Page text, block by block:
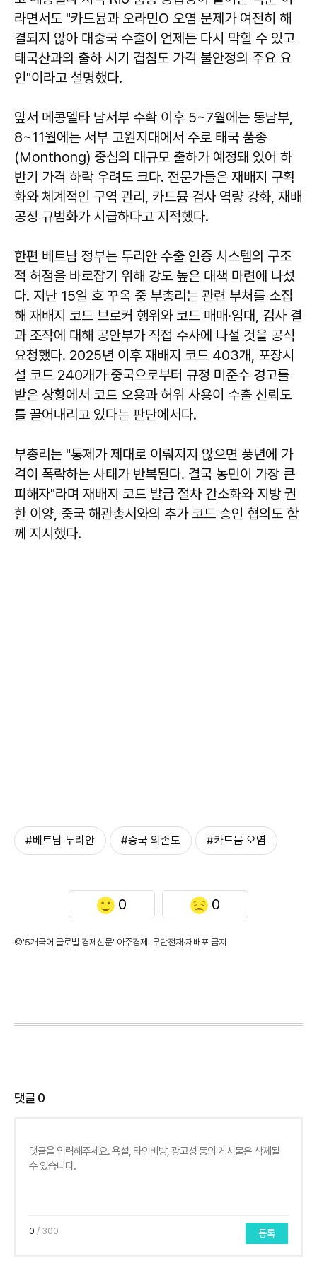
라면서도 "카드뮴과 오라민O 오염 문제가 여전히 해
결되지 않아 대중국 수출이 언제든 다시 막힐 수 있고
태국산과의 출하 시기 겹침도 가격 불안정의 주요 요
인"이라고 설명했다.
앞서 메콩델타 남서부 수확 이후 5~7월에는 동남부,
8~11월에는 서부 고원지대에서 주로 태국 품종
(Monthong) 중심의 대규모 출하가 예정돼 있어 하
반기 가격 하락 우려도 크다. 전문가들은 재배지 구획
화와 체계적인 구역 관리, 카드뮴 검사 역량 강화, 재배
공정 규범화가 시급하다고 지적했다.
한편 베트남 정부는 두리안 수출 인증 시스템의 구조
적 허점을 바로잡기 위해 강도 높은 대책 마련에 나섰
다. 지난 15일 호 꾸옥 중 부총리는 관련 부처를 소집
해 재배지 코드 브로커 행위와 코드 매매·임대, 검사 결
과 조작에 대해 공안부가 직접 수사에 나설 것을 공식
요청했다. 2025년 이후 재배지 코드 403개, 포장시
설 코드 240개가 중국으로부터 규정 미준수 경고를
받은 상황에서 코드 오용과 허위 사용이 수출 신뢰도
를 끌어내리고 있다는 판단에서다.
부총리는 "통제가 제대로 이뤄지지 않으면 풍년에 가
격이 폭락하는 사태가 반복된다. 결국 농민이 가장 큰
피해자"라며 재배지 코드 발급 절차 간소화와 지방 권
한 이양, 중국 해관총서와의 추가 코드 승인 협의도 함
께 지시했다.
#베트남 두리안 #중국 의존도 #카드뮴 오염
0 0
©'5개국어 글로벌 경제신문' 아주경제. 무단전재·재배포 금지
댓글0
0 / 300 등록